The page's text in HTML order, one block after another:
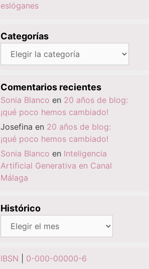
eslóganes
Categorías
Categorías
Comentarios recientes
Sonia Blanco en 20 años de blog:
¡qué poco hemos cambiado!
Josefina en 20 años de blog:
¡qué poco hemos cambiado!
Sonia Blanco en Inteligencia
Artificial Generativa en Canal
Málaga
Histórico
Histórico
IBSN 0-000-00000-6